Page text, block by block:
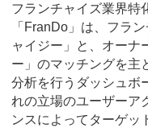
フランチャイズ業界特
「FranDo」は、フラ
ャイジー」と、オーナ
ー」のマッチングを主
分析を行うダッシュボ
れの立場のユーザーア
ンスによってターゲッ